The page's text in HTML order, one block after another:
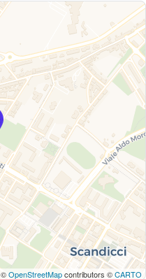
©OpenStreetMapcontributors ©CARTO